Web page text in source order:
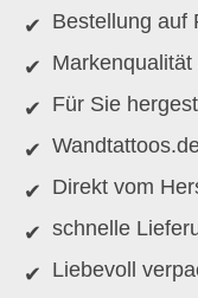
Bestellung auf
Für Sie
Direkt vom
schnelle
Liebevoll